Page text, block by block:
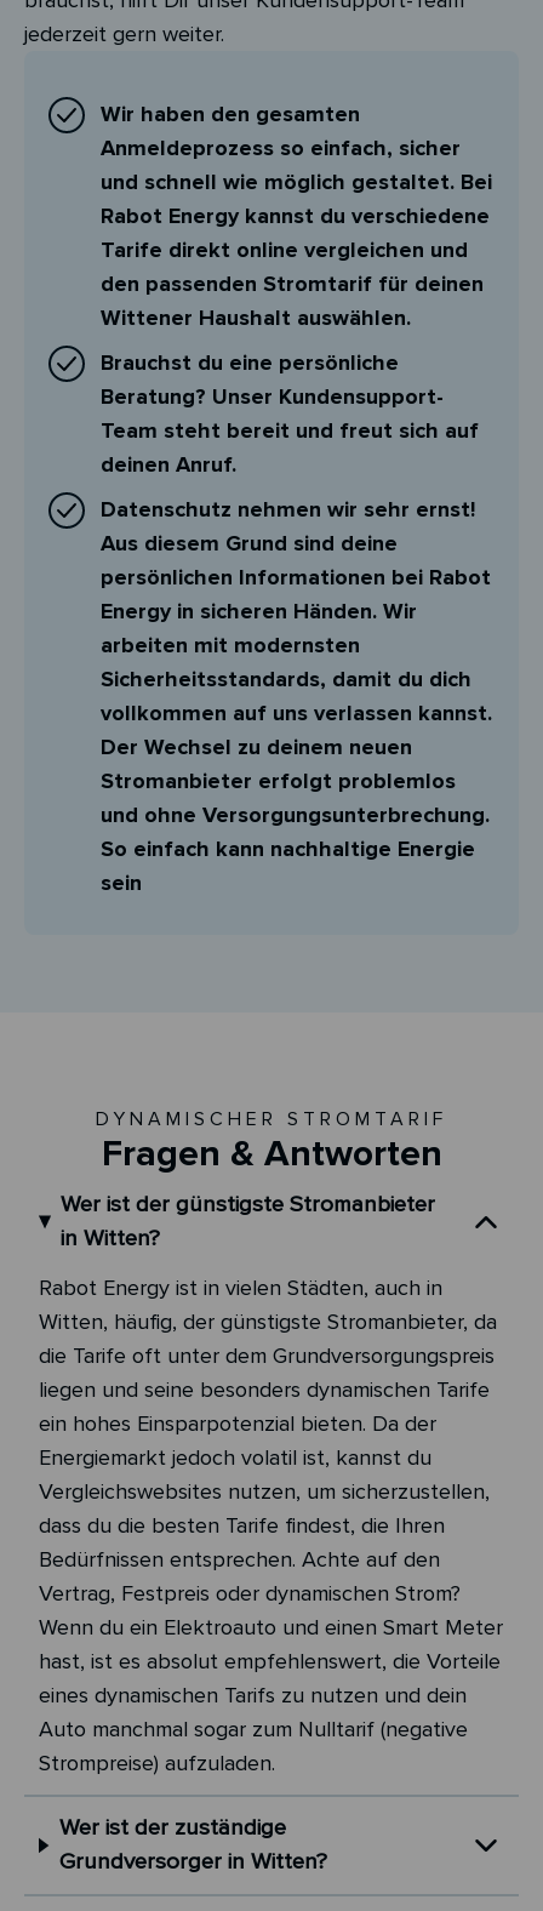
jederzeit gern weiter.
Wir haben den gesamten
Anmeldeprozess so einfach, sicher
und schnell wie möglich gestaltet. Bei
Rabot Energy kannst du verschiedene
Tarife direkt online vergleichen und
den passenden Stromtarif für deinen
Wittener Haushalt auswählen.
Brauchst du eine persönliche
Beratung? Unser Kundensupport-
Team steht bereit und freut sich auf
deinen Anruf.
Datenschutz nehmen wir sehr ernst!
Aus diesem Grund sind deine
persönlichen Informationen bei Rabot
Energy in sicheren Händen. Wir
arbeiten mit modernsten
Sicherheitsstandards, damit du dich
vollkommen auf uns verlassen kannst.
Der Wechsel zu deinem neuen
Stromanbieter erfolgt problemlos
und ohne Versorgungsunterbrechung.
So einfach kann nachhaltige Energie
sein
DYNAMISCHER STROMTARIF
Fragen & Antworten
Wer ist der günstigste Stromanbieter
in Witten?
Rabot Energy ist in vielen Städten, auch in
Witten, häufig, der günstigste Stromanbieter, da
die Tarife oft unter dem Grundversorgungspreis
liegen und seine besonders dynamischen Tarife
ein hohes Einsparpotenzial bieten. Da der
Energiemarkt jedoch volatil ist, kannst du
Vergleichswebsites nutzen, um sicherzustellen,
dass du die besten Tarife findest, die Ihren
Bedürfnissen entsprechen. Achte auf den
Vertrag, Festpreis oder dynamischen Strom?
Wenn du ein Elektroauto und einen Smart Meter
hast, ist es absolut empfehlenswert, die Vorteile
eines dynamischen Tarifs zu nutzen und dein
Auto manchmal sogar zum Nulltarif (negative
Strompreise) aufzuladen.
Wer ist der zuständige
Grundversorger in Witten?